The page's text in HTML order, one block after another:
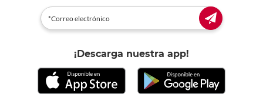
¡Descarga nuestra app!